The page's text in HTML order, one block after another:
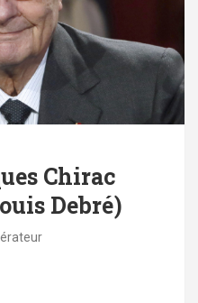
Chirac
Debré)